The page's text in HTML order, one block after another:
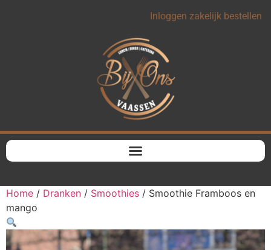
Inloggen zakelijk bestellen
Home / Dranken / Smoothies / Smoothie Framboos en
mango